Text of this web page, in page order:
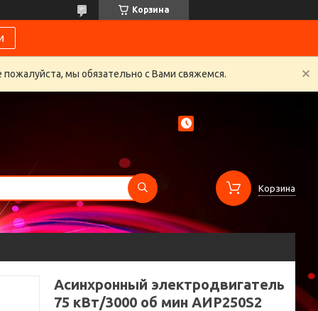
Корзина
мы обязательно с Вами свяжемся.
Корзина
Асинхронный электродвигатель
75 кВт/3000 об мин АИР250S2